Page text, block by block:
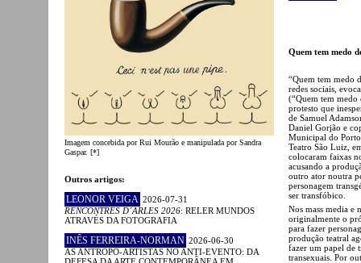
Imagem concebida por Rui Mourão e manipulada por Sandra
Gaspar. [*]
Outros artigos:
LEONOR VEIGA 2026-07-31
RENCONTRES D´ARLES 2026: RELER MUNDOS
ATRAVÉS DA FOTOGRAFIA
INÊS FERREIRA-NORMAN 2026-06-30
AS ANTROPO-ARTISTAS NO ANTI-EVENTO: DA
Quem tem medo
“Quem tem medo
redes sociais,
(“Quem tem
protesto que
de Samuel
Daniel Gorjão e
Municipal do
Teatro São Luiz,
colocaram faixas
acusando a
outro ator noutra
personagem
ser transfóbico.
Nos mass media e
originalmente o
para fazer
produção teatral
fazer um papel de
transexuais. Por